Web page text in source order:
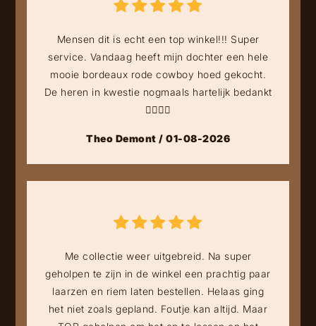
Mensen dit is echt een top winkel!!! Super
service. Vandaag heeft mijn dochter een hele
mooie bordeaux rode cowboy hoed gekocht.
De heren in kwestie nogmaals hartelijk bedankt
👍🏻👍🏻
Theo Demont / 01-08-2026
Me collectie weer uitgebreid. Na super
geholpen te zijn in de winkel een prachtig paar
laarzen en riem laten bestellen. Helaas ging
het niet zoals gepland. Foutje kan altijd. Maar